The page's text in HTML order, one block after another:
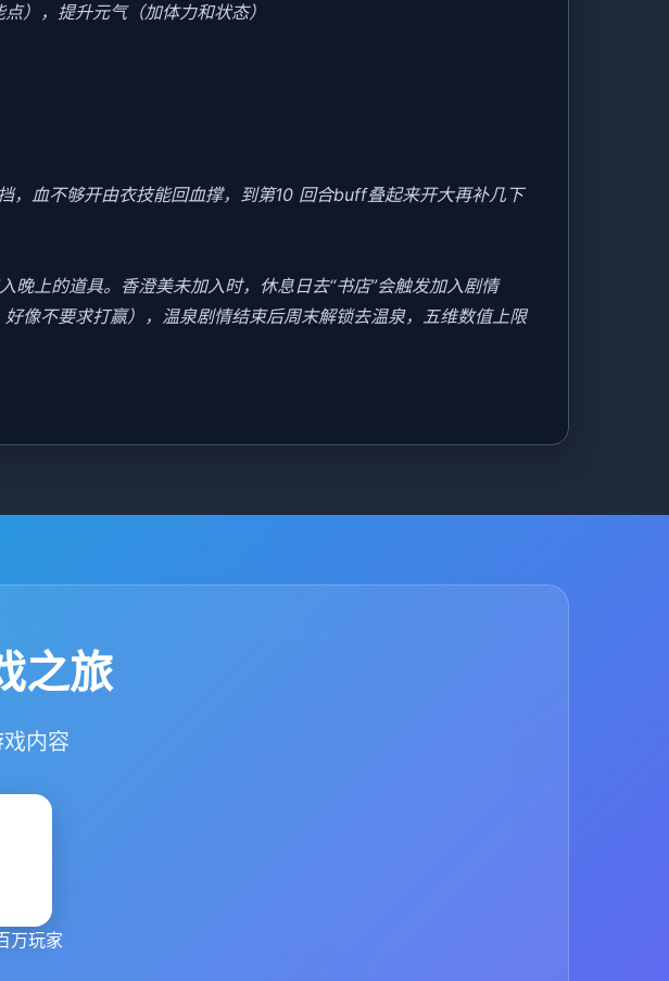
），提升元气（加体力和状态）
血不够开由衣技能回血撑，到第10 回合buff叠起来开大再补几下
晚上的道具。香澄美未加入时，休息日去“书店”会触发加入剧情
像不要求打赢），温泉剧情结束后周末解锁去温泉，五维数值上限
之旅
内容
万玩家